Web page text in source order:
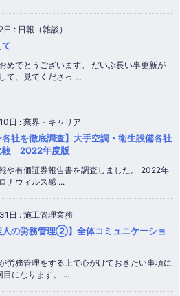
日 : 日報（雑談）
めでとうございます。 だいぶ長い事更新が
て、見てくださっ ...
日 : 業界・キャリア
各社を徹底調査】大手空調・衛生設備各社
較 2022年度版
や有価証券報告書を調査しました。 2022年
ナウィルス感 ...
日 : 施工管理業務
人の労務管理②】全体コミュニケーショ
労務管理をする上で心がけておきたい事項に
目になります。 ...